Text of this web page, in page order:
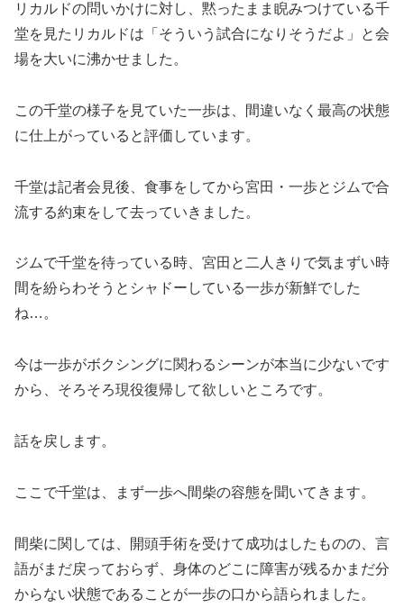
リカルドの問いかけに対し、黙ったまま睨みつけている千
堂を見たリカルドは「そういう試合になりそうだよ」と会
場を大いに沸かせました。
この千堂の様子を見ていた一歩は、間違いなく最高の状態
に仕上がっていると評価しています。
千堂は記者会見後、食事をしてから宮田・一歩とジムで合
流する約束をして去っていきました。
ジムで千堂を待っている時、宮田と二人きりで気まずい時
間を紛らわそうとシャドーしている一歩が新鮮でした
ね…。
今は一歩がボクシングに関わるシーンが本当に少ないです
から、そろそろ現役復帰して欲しいところです。
話を戻します。
ここで千堂は、まず一歩へ間柴の容態を聞いてきます。
間柴に関しては、開頭手術を受けて成功はしたものの、言
語がまだ戻っておらず、身体のどこに障害が残るかまだ分
からない状態であることが一歩の口から語られました。